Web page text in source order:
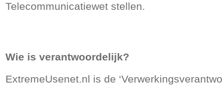
Telecommunicatiewet stellen.
Wie is verantwoordelijk?
ExtremeUsenet.nl is de